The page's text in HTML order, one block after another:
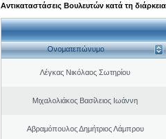
Αντικαταστάσεις Βουλευτών κατά τη
Ονοματεπώνυμο
Λέγκας Νικόλαος Σωτηρίου
Μιχαλολιάκος Βασίλειος Ιωάννη
Αβραμόπουλος Δημήτριος Λάμπρου